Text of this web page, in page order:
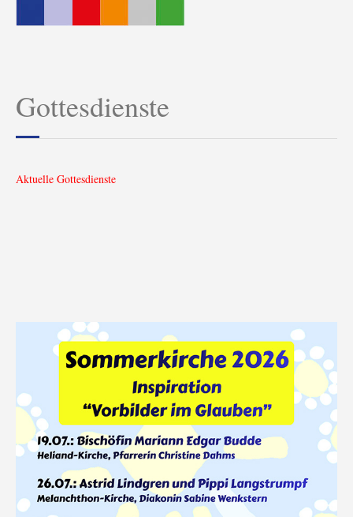
Gottesdienste
Aktuelle Gottesdienste